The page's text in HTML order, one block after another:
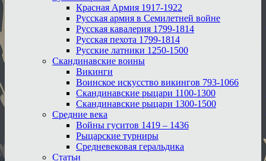
Красная Армия 1917-1922
Русская армия в Семилетней войне
Русская кавалерия 1799-1814
Русская пехота 1799-1814
Русские латники 1250-1500
Скандинавские воины
Викинги
Воинское искусство викингов 793-1066
Скандинавские рыцари 1100-1300
Скандинавские рыцари 1300-1500
Средние века
Войны гуситов 1419 – 1436
Рыцарские турниры
Средневековая геральдика
Статьи